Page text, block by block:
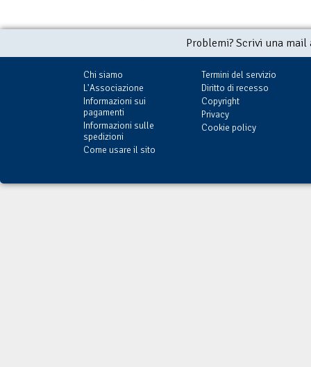
Problemi? Scrivi una
Chi siamo
L'Associazione
Informazioni sui
pagamenti
Informazioni sulle
spedizioni
Come usare il sito
Termini del servizio
Diritto di recesso
Copyright
Privacy
Cookie policy